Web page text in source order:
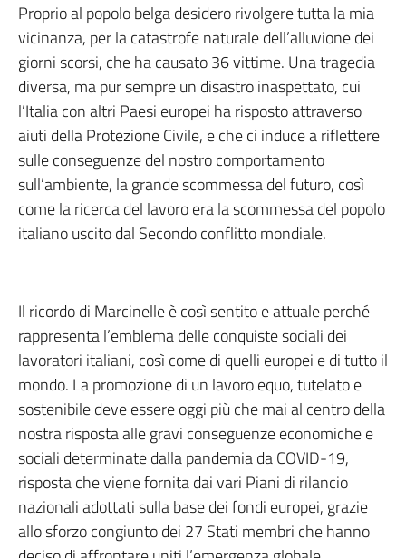
Proprio al popolo belga desidero rivolgere tutta la mia
vicinanza, per la catastrofe naturale dell’alluvione dei
giorni scorsi, che ha causato 36 vittime. Una tragedia
diversa, ma pur sempre un disastro inaspettato, cui
l’Italia con altri Paesi europei ha risposto attraverso
aiuti della Protezione Civile, e che ci induce a riflettere
sulle conseguenze del nostro comportamento
sull’ambiente, la grande scommessa del futuro, così
come la ricerca del lavoro era la scommessa del popolo
italiano uscito dal Secondo conflitto mondiale.
Il ricordo di Marcinelle è così sentito e attuale perché
rappresenta l’emblema delle conquiste sociali dei
lavoratori italiani, così come di quelli europei e di tutto il
mondo. La promozione di un lavoro equo, tutelato e
sostenibile deve essere oggi più che mai al centro della
nostra risposta alle gravi conseguenze economiche e
sociali determinate dalla pandemia da COVID-19,
risposta che viene fornita dai vari Piani di rilancio
nazionali adottati sulla base dei fondi europei, grazie
allo sforzo congiunto dei 27 Stati membri che hanno